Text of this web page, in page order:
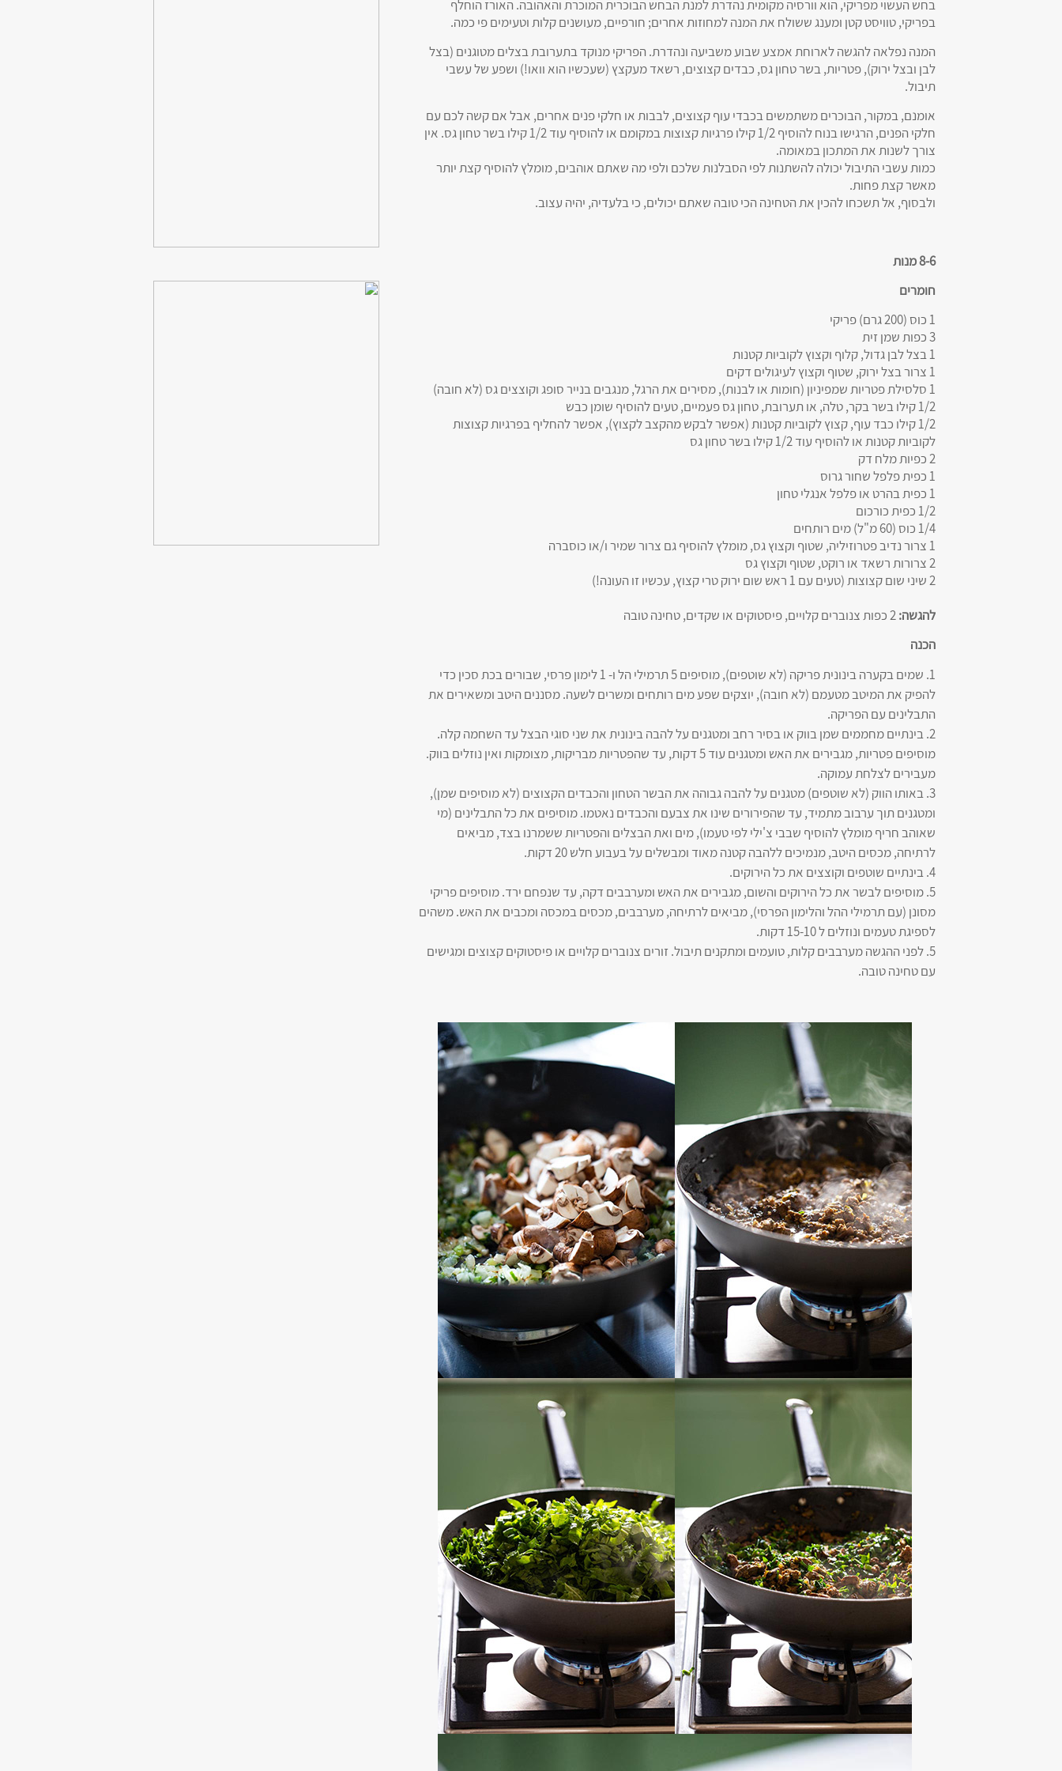
בחש העשוי מפריקי, הוא וורסיה מקומית נהדרת למנת הבחש הבוכרית המוכרת והאהובה. האורז הוחלף
בפריקי, טוויסט קטן ומענג ששולח את המנה למחוזות אחרים; חורפיים, מעושנים קלות וטעימים פי כמה.
המנה נפלאה להגשה לארוחת אמצע שבוע משביעה ונהדרת. הפריקי מנוקד בתערובת בצלים מטוגנים (בצל
לבן ובצל ירוק), פטריות, בשר טחון גס, כבדים קצוצים, רשאד מעקצץ (שעכשיו הוא וואו!) ושפע של עשבי
תיבול.
אומנם, במקור, הבוכרים משתמשים בכבדי עוף קצוצים, לבבות או חלקי פנים אחרים, אבל אם קשה לכם עם
חלקי הפנים, הרגישו בנוח להוסיף 1/2 קילו פרגיות קצוצות במקומם או להוסיף עוד 1/2 קילו בשר טחון גס. אין
צורך לשנות את המתכון במאומה.
כמות עשבי התיבול יכולה להשתנות לפי הסבלנות שלכם ולפי מה שאתם אוהבים, מומלץ להוסיף קצת יותר
מאשר קצת פחות.
ולבסוף, אל תשכחו להכין את הטחינה הכי טובה שאתם יכולים, כי בלעדיה, יהיה עצוב.
8-6 מנות
חומרים
1 כוס (200 גרם) פריקי
3 כפות שמן זית
1 בצל לבן גדול, קלוף וקצוץ לקוביות קטנות
1 צרור בצל ירוק, שטוף וקצוץ לעיגולים דקים
1 סלסילת פטריות שמפיניון (חומות או לבנות), מסירים את הרגל, מנגבים בנייר סופג וקוצצים גס (לא חובה)
1/2 קילו בשר בקר, טלה, או תערובת, טחון גס פעמיים, טעים להוסיף שומן כבש
1/2 קילו כבד עוף, קצוץ לקוביות קטנות (אפשר לבקש מהקצב לקצוץ), אפשר להחליף בפרגיות קצוצות
לקוביות קטנות או להוסיף עוד 1/2 קילו בשר טחון גס
2 כפיות מלח דק
1 כפית פלפל שחור גרוס
1 כפית בהרט או פלפל אנגלי טחון
1/2 כפית כורכום
1/4 כוס (60 מ"ל) מים רותחים
1 צרור נדיב פטרוזיליה, שטוף וקצוץ גס, מומלץ להוסיף גם צרור שמיר ו/או כוסברה
2 צרורות רשאד או רוקט, שטוף וקצוץ גס
2 שיני שום קצוצות (טעים עם 1 ראש שום ירוק טרי קצוץ, עכשיו זו העונה!)
להגשה:
הכנה
1. שמים בקערה בינונית פריקה (לא שוטפים), מוסיפים 5 תרמילי הל ו- 1 לימון פרסי, שבורים בכת סכין כדי
להפיק את המיטב מטעמם (לא חובה), יוצקים שפע מים רותחים ומשרים לשעה. מסננים היטב ומשאירים את
התבלינים עם הפריקה.
2. בינתיים מחממים שמן בווק או בסיר רחב ומטגנים על להבה בינונית את שני סוגי הבצל עד השחמה קלה.
מוסיפים פטריות, מגבירים את האש ומטגנים עוד 5 דקות, עד שהפטריות מבריקות, מצומקות ואין נוזלים בווק.
מעבירים לצלחת עמוקה.
3. באותו הווק (לא שוטפים) מטגנים על להבה גבוהה את הבשר הטחון והכבדים הקצוצים (לא מוסיפים שמן),
ומטגנים תוך ערבוב מתמיד, עד שהפירורים שינו את צבעם והכבדים נאטמו. מוסיפים את כל התבלינים (מי
שאוהב חריף מומלץ להוסיף שבבי צ'ילי לפי טעמו), מים ואת הבצלים והפטריות ששמרנו בצד, מביאים
לרתיחה, מכסים היטב, מנמיכים ללהבה קטנה מאוד ומבשלים על בעבוע חלש 20 דקות.
4. בינתיים שוטפים וקוצצים את כל הירוקים.
5. מוסיפים לבשר את כל הירוקים והשום, מגבירים את האש ומערבבים דקה, עד שנפחם ירד. מוסיפים פריקי
מסונן (עם תרמילי ההל והלימון הפרסי), מביאים לרתיחה, מערבבים, מכסים במכסה ומכבים את האש. משהים
לספיגת טעמים ונוזלים ל 15-10 דקות.
5. לפני ההגשה מערבבים קלות, טועמים ומתקנים תיבול. זורים צנוברים קלויים או פיסטוקים קצוצים ומגישים
עם טחינה טובה.